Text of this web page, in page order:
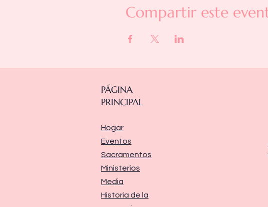
Compartir este
PÁGINA
PRINCIPAL
Hogar
Eventos
Sacramentos
Ministerios
Media
Historia de la